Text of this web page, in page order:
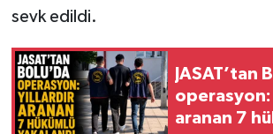
sevk edildi.
JASAT’tan
operasyon:
aranan 7